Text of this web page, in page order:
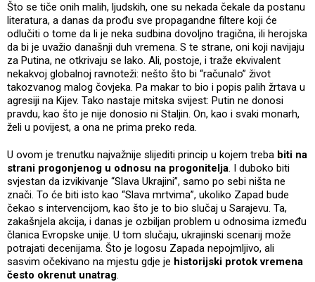
Što se tiče onih malih, ljudskih, one su nekada čekale da postanu
literatura, a danas da prođu sve propagandne filtere koji će
odlučiti o tome da li je neka sudbina dovoljno tragična, ili herojska
da bi je uvažio današnji duh vremena. S te strane, oni koji navijaju
za Putina, ne otkrivaju se lako. Ali, postoje, i traže ekvivalent
nekakvoj globalnoj ravnoteži: nešto što bi “računalo” život
takozvanog malog čovjeka. Pa makar to bio i popis palih žrtava u
agresiji na Kijev. Tako nastaje mitska svijest: Putin ne donosi
pravdu, kao što je nije donosio ni Staljin. On, kao i svaki monarh,
želi u povijest, a ona ne prima preko reda.
U ovom je trenutku najvažnije slijediti princip u kojem treba biti na
strani progonjenog u odnosu na progonitelja. I duboko biti
svjestan da izvikivanje “Slava Ukrajini”, samo po sebi ništa ne
znači. To će biti isto kao “Slava mrtvima”, ukoliko Zapad bude
čekao s intervencijom, kao što je to bio slučaj u Sarajevu. Ta,
zakašnjela akcija, i danas je ozbiljan problem u odnosima između
članica Evropske unije. U tom slučaju, ukrajinski scenarij može
potrajati decenijama. Što je logosu Zapada nepojmljivo, ali
sasvim očekivano na mjestu gdje je historijski protok vremena
često okrenut unatrag.